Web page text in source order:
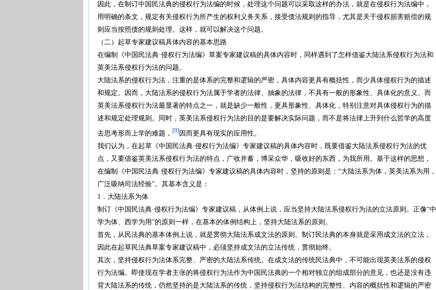
因此，在制订中国民法典的侵权行为法编的时候，处理这个问题可以采取这样的办法，就是在侵权行为法编中，
用明确的条文，规定有关侵权行为所产生的权利义务关系，接受债法规则的指导，尤其是关于侵权损害赔偿的规
则应当按照债的规则处理。这样，就可以解决这个问题。
（二）起草专家建议稿具体内容的基本思路
在编制《中国民法典·侵权行为法编》草案专家建议稿的具体内容时，同样遇到了怎样借鉴大陆法系侵权行为法和
英美法系侵权行为法的问题。
大陆法系的侵权行为法，注重的是体系的完整和逻辑的严密，具体内容更具有概括性，而少具体侵权行为的描述
和规定。因而，大陆法系的侵权行为法属于学者的法律、抽象的法律，不具有一般的形象性、具体化的意义。而
英美法系侵权行为法最显著的特点之一，就是缺少一般性，更具形象性、具体化，特别注意对具体侵权行为的描
述和规定处理规则。同时，英美法系侵权行为法的目的是要解决实际问题，而不是将法律上升到什么哲学的高度
去思考形而上学的难题， [9] 因而更具有现实的应用性。
我们认为，在起草《中国民法典·侵权行为法编》专家建议稿的具体内容时，既要借鉴大陆法系侵权行为法的优
点，又要借鉴英美法系侵权行为法的特点，广收并蓄，博采众华，吸收好的东西，为我所用。基于这样的思想，
在编制《中国民法典·侵权行为法编》专家建议稿的具体内容时，坚持的原则是：“大陆法系为体，英美法系为用，
广泛吸纳司法经验”。其基本含义是：
1．大陆法系为体
制订《中国民法典·侵权行为法编》专家建议稿，从体例上说，应当坚持大陆法系侵权行为法的立法原则。正像“中
学为体、西学为用”的原则一样，在基本的体例结构上，坚持大陆法系的原则。
首先，从民法典的基本体例上说，就是贯彻大陆法系成文法的原则。制订民法典的本身就是采用成文法的立法，
因此在起草民法典草案专家建议稿中，必须坚持成文法的立法传统，贯彻始终。
其次，坚持侵权行为法体系完整、严密的大陆法系传统。在成文法的传统民法典中，不可能出现英美法系的侵权
行为法编。即使现在学者主张的将侵权行为法作为中国民法典的一个相对独立的组成部分的意见，也还是没有违
背大陆法系的传统，仍然坚持的是大陆法系的传统，坚持侵权行为法结构的完整性、内容的概括性和逻辑的严密